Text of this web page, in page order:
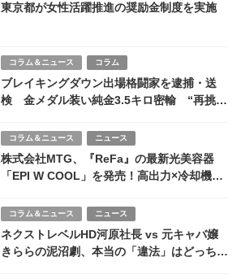
東京都が女性活躍推進の奨励金制度を実施
コラム＆ニュース コラム
ブレイキングダウン出場格闘家を逮捕・送
検 金メダル装い純金3.5キロ密輸 “再挑戦
コラム＆ニュース ニュース
株式会社MTG、『ReFa』の最新光美容器
「EPI W COOL」を発売！高出力×冷却機能
コラム＆ニュース ニュース
ネクストレベルHD河原社長 vs 元キャバ嬢
きららの泥沼劇、本当の「違法」はどっち